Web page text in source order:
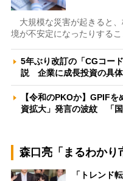
大規模な災害が起きると
境が不安定になったりする
5年ぶり改訂の「CGコー
説 企業に成長投資の具
【令和のPKOか】GPIF
資拡大」発言の波紋 「
森口亮「まるわかり
「トレンド